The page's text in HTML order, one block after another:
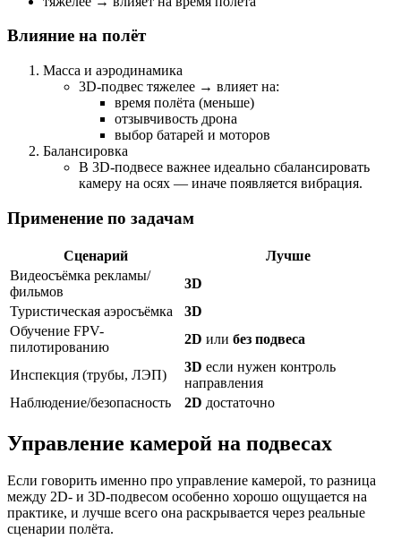
Влияние на полёт
Масса и аэродинамика
3D-подвес тяжелее → влияет на:
время полёта (меньше)
отзывчивость дрона
выбор батарей и моторов
Балансировка
В 3D-подвесе важнее идеально сбалансировать
камеру на осях — иначе появляется вибрация.
Применение по задачам
Сценарий
Лучше
Видеосъёмка рекламы/
фильмов
3D
Туристическая аэросъёмка
3D
Обучение FPV-
пилотированию
2D или без подвеса
Инспекция (трубы, ЛЭП)
3D если нужен контроль
направления
Наблюдение/безопасность
2D достаточно
Управление камерой на подвесах
Если говорить именно про управление камерой, то разница
между 2D- и 3D-подвесом особенно хорошо ощущается на
практике, и лучше всего она раскрывается через реальные
сценарии полёта.